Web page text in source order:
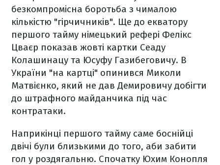
безкомпромісна боротьба з чималою
кількістю "гірчичників". Ще до екватору
першого тайму німецький рефері Фелікс
Цваєр показав жовті картки Сеаду
Колашинацу та Юсуфу Газибеговичу. В
України "на картці" опинився Миколи
Матвієнко, який не дав Демировичу добігти
до штрафного майданчика під час
контратаки.
Наприкінці першого тайму саме боснійці
двічі були близькими до того, аби забити
гол у роздягальню. Спочатку Юхим Конопля